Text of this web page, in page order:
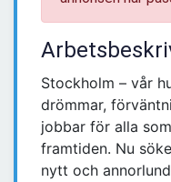
Stockholm – vår
drömmar,
jobbar för alla
framtiden. Nu
nytt och